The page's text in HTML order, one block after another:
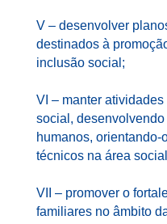
V – desenvolver
destinados à
inclusão social;
VI – manter
social,
humanos,
técnicos na área
VII – promover o
familiares no âmbito